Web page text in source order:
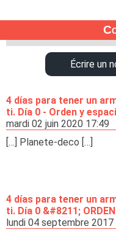
Écrire un
4 días para tener un
ti. Día 0 - Orden y
mardi 02 juin 2020 17:49
[…] Planete-deco […]
4 días para tener un
ti. Día 0 &#8211;
lundi 04 septembre 2017